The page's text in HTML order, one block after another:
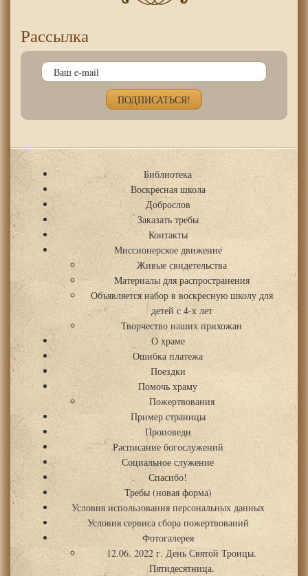
Рассылка
Библиотека
Воскресная школа
Доброслов
Заказать требы
Контакты
Миссионерское движение
Живые свидетельства
Материалы для распространения
Объявляется набор в воскресную школу для
детей с 4-х лет
Творчество наших прихожан
О храме
Ошибка платежа
Поездки
Помочь храму
Пожертвования
Пример страницы
Проповеди
Расписание богослужений
Социальное служение
Спасибо!
Требы (новая форма)
Условия использования персональных данных
Условия сервиса сбора пожертвований
Фотогалерея
12.06. 2022 г. День Святой Троицы.
Пятидесятница.